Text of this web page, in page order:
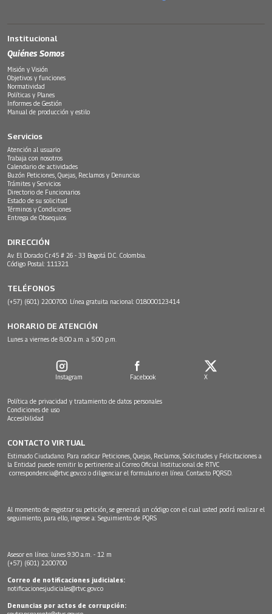
Institucional
Quiénes Somos
Misión y Visión
Objetivos y funciones
Normatividad
Políticas y Planes
Informes de Gestión
Manual de producción y estilo
Servicios
Atención al usuario
Trabaja con nosotros
Calendario de actividades
Buzón Peticiones, Quejas, Reclamos y Denuncias
Trámites y Servicios
Directorio de Funcionarios
Estado de su solicitud
Términos y Condiciones
Entrega de Obsequios
DIRECCIÓN
Av. El Dorado Cr.45 # 26 - 33 Bogotá D.C. Colombia.
Código Postal: 111321
TELÉFONOS
(+57) (601) 2200700. Línea gratuita nacional: 018000123414
HORARIO DE ATENCIÓN
Lunes a viernes de 8:00 a.m. a 5:00 p.m.
Instagram Facebook X
Política de privacidad y tratamiento de datos personales
Condiciones de uso
Accesibilidad
CONTACTO VIRTUAL
Estimado Ciudadano: Para radicar Peticiones, Quejas, Reclamos, Solicitudes y Felicitaciones a
la Entidad puede remitir lo pertinente al Correo Oficial Institucional de RTVC
correspondencia@rtvc.gov.co o diligenciar el formulario en línea: Contacto PQRSD.
Al momento de registrar su petición, se generará un código con el cual usted podrá realizar el
seguimiento, para ello, ingrese a: Seguimiento de PQRS
Asesor en línea: lunes 9:30 a.m. - 12 m
(+57) (601) 2200700
Correo de notificaciones judiciales:
notificacionesjudiciales@rtvc.gov.co
Denuncias por actos de corrupción: